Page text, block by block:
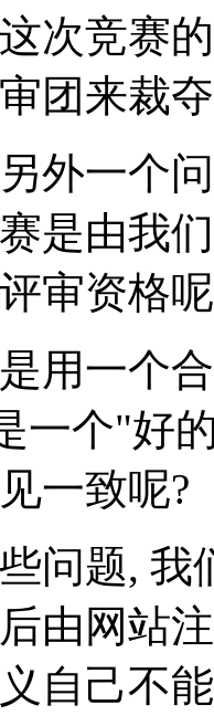
次竞赛
团来裁
外一个
是由我
审资格
用一个
一个"好
一致呢?
问题,
由网站
自己不